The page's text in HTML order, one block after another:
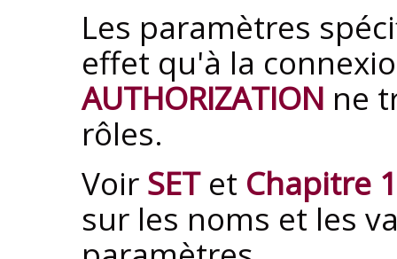
Les paramètres
effet qu'à la
AUTHORIZATION ne
rôles.
Voir SETet Chapitre
sur les noms et les